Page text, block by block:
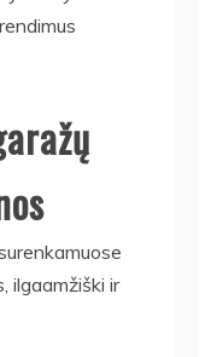
ilgaamžiški ir